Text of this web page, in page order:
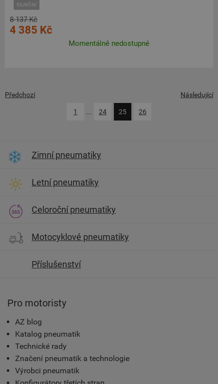
SILNIČNÍ
8 137 Kč
4 385 Kč
Momentálně nedostupné
Předchozí
1 ... 24 25 26
Následující
Zimní pneumatiky
Letní pneumatiky
Celoroční pneumatiky
Motocyklové pneumatiky
Příslušenství
Pro motoristy
AZ blog
Katalog pneumatik
Technické rady
Značení pneumatik a technologie
Výrobci pneumatik